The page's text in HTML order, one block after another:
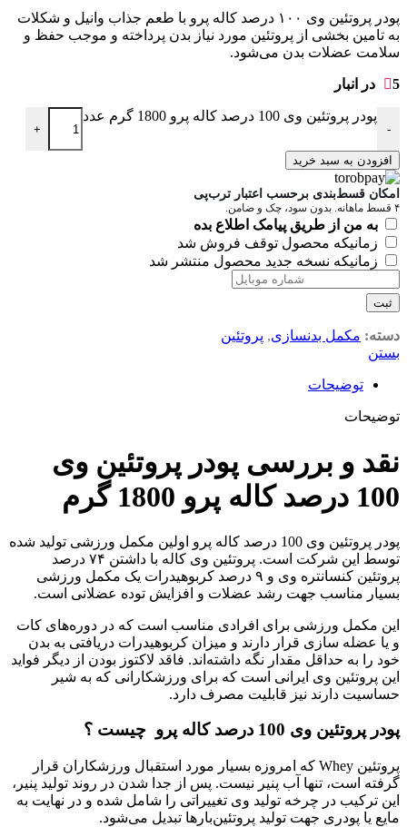
پودر پروتئین وی ۱۰۰ درصد کاله پرو با طعم جذاب وانیل و شکلات
به تامین بخشی از پروتئین مورد نیاز بدن پرداخته و موجب حفظ و
سلامت عضلات بدن می‌شود.
5 در انبار
-
پودر پروتئین وی 100 درصد کاله پرو 1800 گرم عدد
+
افزودن به سبد خرید
امکان قسط‌بندی برحسب اعتبار ترب‌پی
۴ قسط ماهانه. بدون سود، چک و ضامن.
به من از طریق پیامک اطلاع بده
زمانیکه محصول توقف فروش شد
زمانیکه نسخه جدید محصول منتشر شد
ثبت
دسته: مکمل بدنسازی, پروتئین
بستن
توضیحات
توضیحات
نقد و بررسی پودر پروتئین وی
100 درصد کاله پرو 1800 گرم
پودر پروتئین وی 100 درصد کاله پرو اولین‌ مکمل ورزشی تولید شده
توسط این شرکت است. پروتئین وی کاله با داشتن ۷۴ درصد
پروتئین کنسانتره وی و ۹ درصد کربوهیدرات یک مکمل ورزشی
بسیار مناسب جهت رشد عضلات و افزایش توده عضلانی است.
این مکمل ورزشی برای افرادی مناسب است که در دوره‌های کات
و یا عضله سازی قرار دارند و میزان کربوهیدرات دریافتی به بدن
خود را به حداقل مقدار نگه داشته‌اند. فاقد لاکتوز بودن از دیگر فواید
این پروتئین وی ایرانی است که برای ورزشکارانی که به شیر
حساسیت دارند نیز قابلیت مصرف دارد.
پودر پروتئین وی 100 درصد کاله پرو چیست ؟
پروتئین Whey که امروزه بسیار مورد استقبال ورزشکاران قرار
گرفته است، تنها آب پنیر نیست. پس از جدا شدن در روند تولید پنیر،
این ترکیب در چرخه تولید وی تغییراتی را شامل شده و در نهایت به
مایع یا پودری جهت تولید پروتئین‌بارها تبدیل می‌شود.